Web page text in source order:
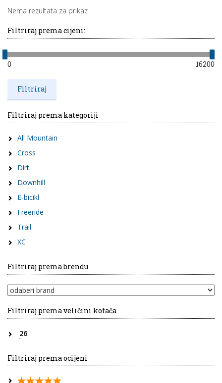
Nema rezultata za prikaz
Filtriraj prema cijeni:
0 16200
Filtriraj prema kategoriji
All Mountain
Cross
Dirt
Downhill
E-bicikl
Freeride
Trail
XC
Filtriraj prema brendu
Filtriraj prema veličini kotača
26
Filtriraj prema ocijeni